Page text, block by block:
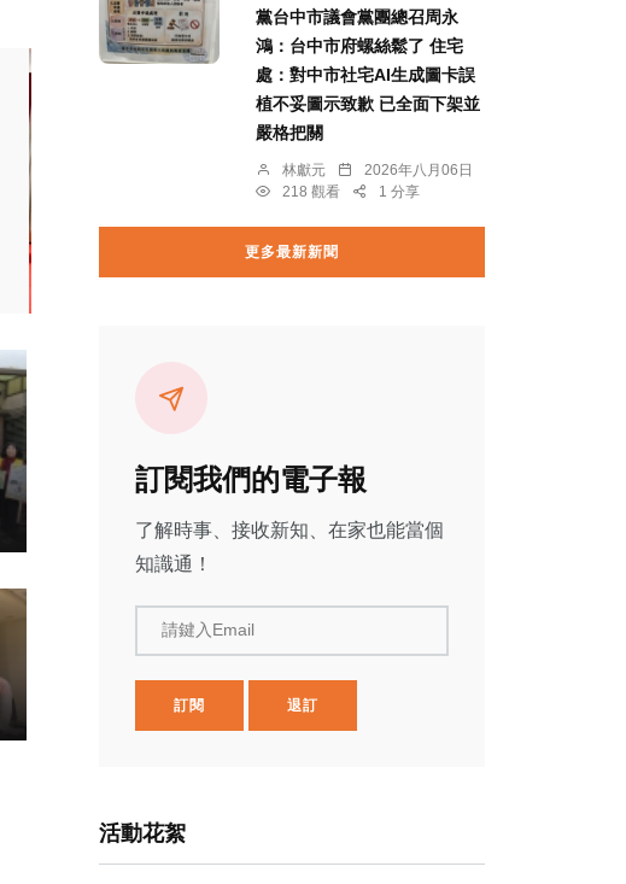
黨台中市議會黨團總召周永
鴻：台中市府螺絲鬆了 住宅
處：對中市社宅AI生成圖卡誤
植不妥圖示致歉 已全面下架並
嚴格把關
林獻元
2026年八月06日
218 觀看
1 分享
更多最新新聞
訂閱我們的電子報
了解時事、接收新知、在家也能當個
知識通！
請鍵入Email
訂閱 退訂
活動花絮